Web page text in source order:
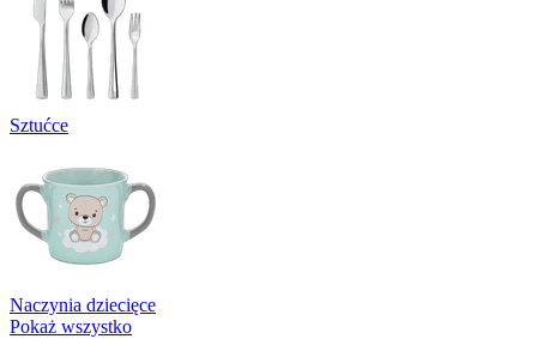
Sztućce
Naczynia dziecięce
Pokaż wszystko